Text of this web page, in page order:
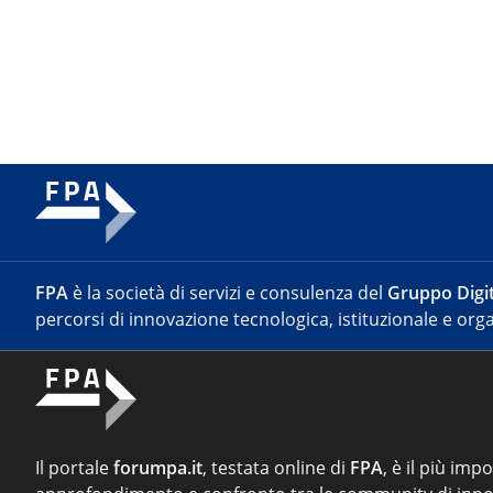
FPA è la società di servizi e consulenza del Gruppo
percorsi di innovazione tecnologica, istituzionale e
Il portaleforumpa.it, testata online di FPA, è il più